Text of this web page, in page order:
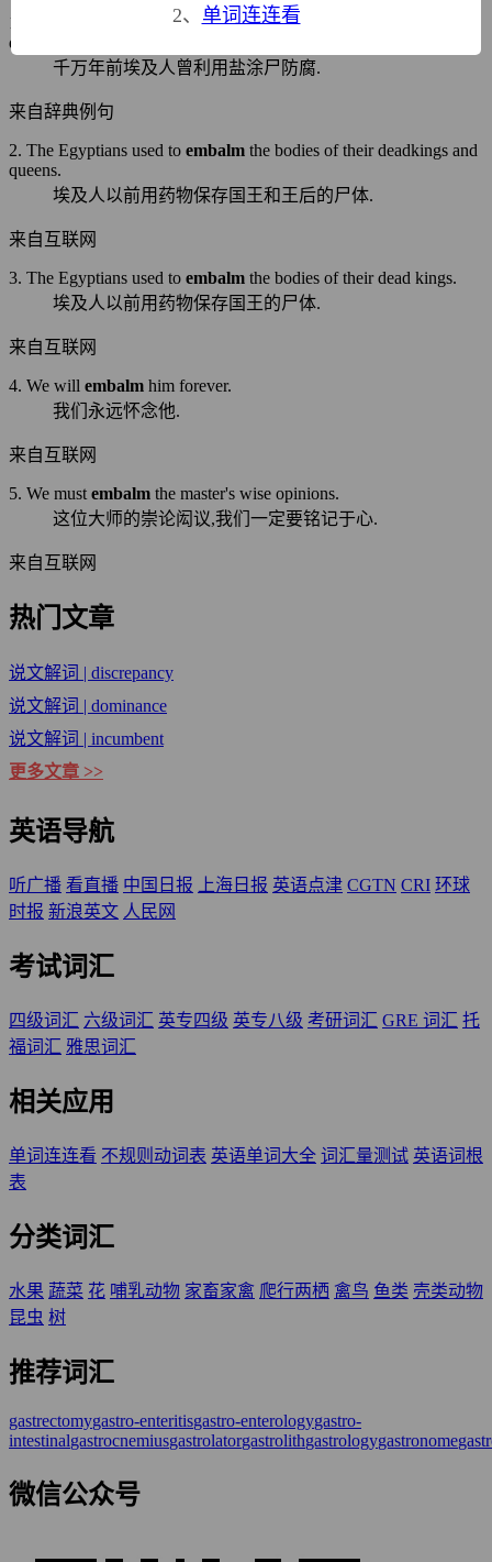
1. Thousands of years ago in Egypt, salt was used to
dead.
千万年前埃及人曾利用盐涂尸防腐.
来自辞典例句
2. The Egyptians used to embalm the bodies of their deadkings and
queens.
埃及人以前用药物保存国王和王后的尸体.
来自互联网
3. The Egyptians used to embalm the bodies of their dead kings.
埃及人以前用药物保存国王的尸体.
来自互联网
4. We will embalm him forever.
我们永远怀念他.
来自互联网
5. We must embalm the master's wise opinions.
这位大师的崇论闳议,我们一定要铭记于心.
来自互联网
热门文章
说文解词 | discrepancy
说文解词 | dominance
说文解词 | incumbent
更多文章 >>
英语导航
听广播 看直播 中国日报 上海日报 英语点津 CGTN CRI 环球
时报 新浪英文 人民网
考试词汇
四级词汇 六级词汇 英专四级 英专八级 考研词汇 GRE 词汇 托
福词汇 雅思词汇
相关应用
单词连连看 不规则动词表 英语单词大全 词汇量测试 英语词根
表
分类词汇
水果 蔬菜 花 哺乳动物 家畜家禽 爬行两栖 禽鸟 鱼类 壳类动物
昆虫 树
推荐词汇
gastrectomygastro-enteritisgastro-enterologygastro-
intestinalgastrocnemiusgastrolatorgastrolithgastrologygastronome
微信公众号
2、 单词连连看